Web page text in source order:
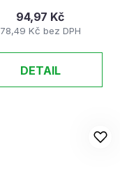
78,49 Kč bez DPH
94,97 Kč
DETAIL